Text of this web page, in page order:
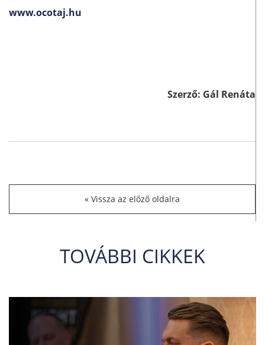
www.ocotaj.hu
Szerző: Gál Renáta
Vissza az előző oldalra
TOVÁBBI CIKKEK